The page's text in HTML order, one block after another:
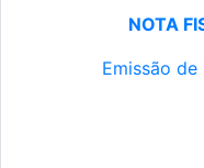
NOTA
Emissão